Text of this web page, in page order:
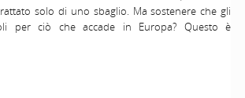
solo di uno sbaglio. Ma sostenere che gli
per ciò che accade in Europa? Questo è